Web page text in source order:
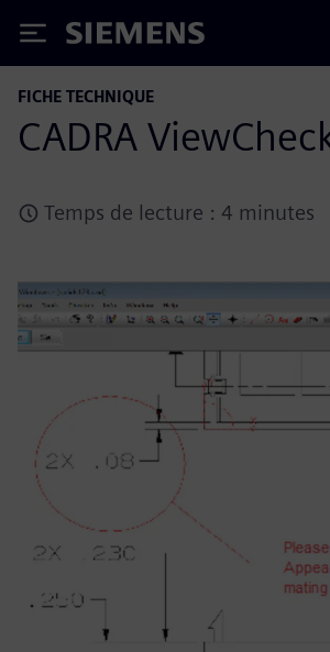
Siemens
FICHE TECHNIQUE
CADRA
Temps de lecture : 4 minutes